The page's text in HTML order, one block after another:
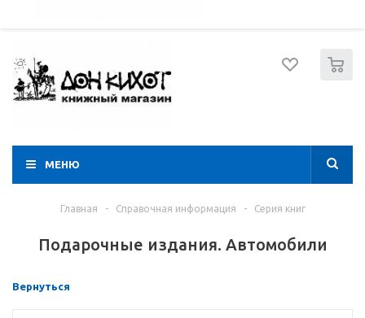
МЕНЮ
Главная - Справочная информация - Серия книг
Подарочные издания. Автомобили
Вернуться